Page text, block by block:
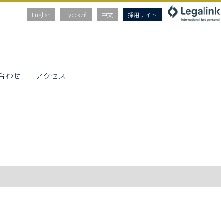
English Русский 中文 採用サイト
わせ アクセス